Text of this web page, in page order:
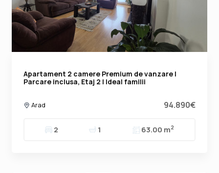
Apartament 2 camere Premium de vanzare |
Parcare inclusa, Etaj 2 | Ideal familii
Arad 94.890€
2 1 63.00 m2